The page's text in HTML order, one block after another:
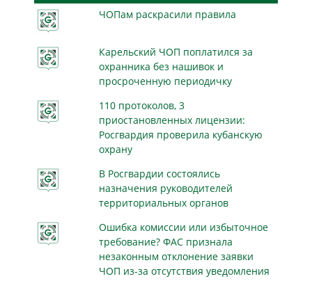
ЧОПам раскрасили правила
Карельский ЧОП поплатился за
охранника без нашивок и
просроченную периодичку
110 протоколов, 3
приостановленных лицензии:
Росгвардия проверила кубанскую
охрану
В Росгвардии состоялись
назначения руководителей
территориальных органов
Ошибка комиссии или избыточное
требование? ФАС признала
незаконным отклонение заявки
ЧОП из-за отсутствия уведомления